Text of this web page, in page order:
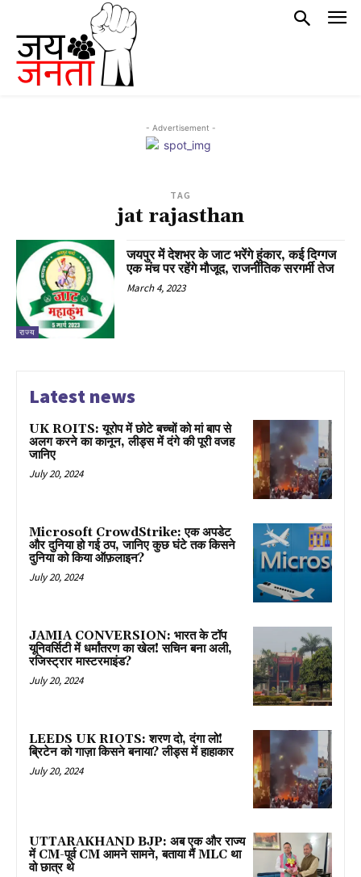
- Advertisement -
TAG
jat rajasthan
राज्य
जयपुर में देशभर के जाट भरेंगे हुंकार, कई दिग्गज
एक मंच पर रहेंगे मौजूद, राजनीतिक सरगर्मी तेज
March 4, 2023
Latest news
UK ROITS: यूरोप में छोटे बच्चों को मां बाप से
अलग करने का कानून, लीड्स में दंगे की पूरी वजह
जानिए
July 20, 2024
Microsoft CrowdStrike: एक अपडेट
और दुनिया हो गई ठप, जानिए कुछ घंटे तक किसने
दुनिया को किया ऑफ़लाइन?
July 20, 2024
JAMIA CONVERSION: भारत के टॉप
यूनिवर्सिटी में धर्मांतरण का खेल! सचिन बना अली,
रजिस्ट्रार मास्टरमाइंड?
July 20, 2024
LEEDS UK RIOTS: शरण दो, दंगा लो!
ब्रिटेन को गाज़ा किसने बनाया? लीड्स में हाहाकार
July 20, 2024
UTTARAKHAND BJP: अब एक और राज्य
में CM-पूर्व CM आमने सामने, बताया मैं MLC था
वो छात्र थे